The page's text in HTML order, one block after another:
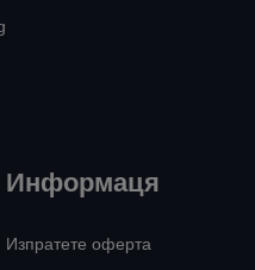
Информаця
Изпратете оферта